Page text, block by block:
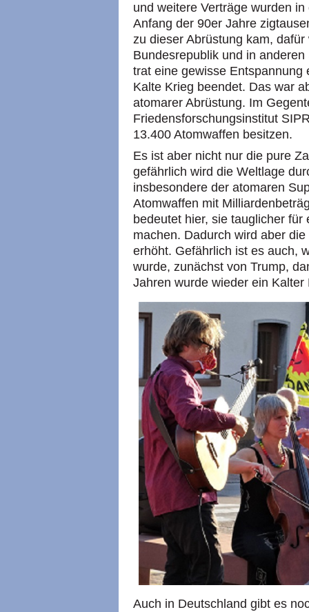
und weitere Verträge wurden
Anfang der 90er Jahre
zu dieser Abrüstung kam,
Bundesrepublik und in
trat eine gewisse
Kalte Krieg beendet. Das war
atomarer Abrüstung. Im
Friedensforschungsinstitut
13.400 Atomwaffen besitzen.
Es ist aber nicht nur die pure
gefährlich wird die Weltlage
insbesondere der atomaren
Atomwaffen mit
bedeutet hier, sie tauglicher
machen. Dadurch wird aber
erhöht. Gefährlich ist es auch,
wurde, zunächst von Trump,
Jahren wurde wieder ein Kalter
Auch in Deutschland gibt es